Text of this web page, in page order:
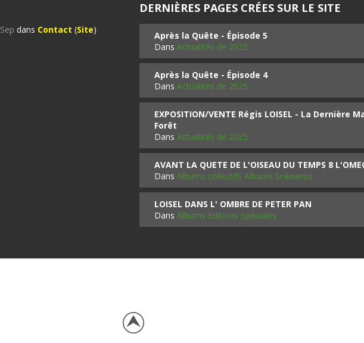
dans Contact (Site)
DERNIÈRES PAGES CRÉES SUR LE SITE
Après la Quête - Épisode 5
Dans Actualités de 2025
Après la Quête - Épisode 4
Dans Actualités de 2025
EXPOSITION/VENTE Régis LOISEL - La Dernière
Forêt
Dans Actualités de 2025
AVANT LA QUETE DE L'OISEAU DU TEMPS 8
Dans Albums collectifs Albums Scénarios
LOISEL DANS L' OMBRE DE PETER PAN
Dans Albums Editions Spéciales